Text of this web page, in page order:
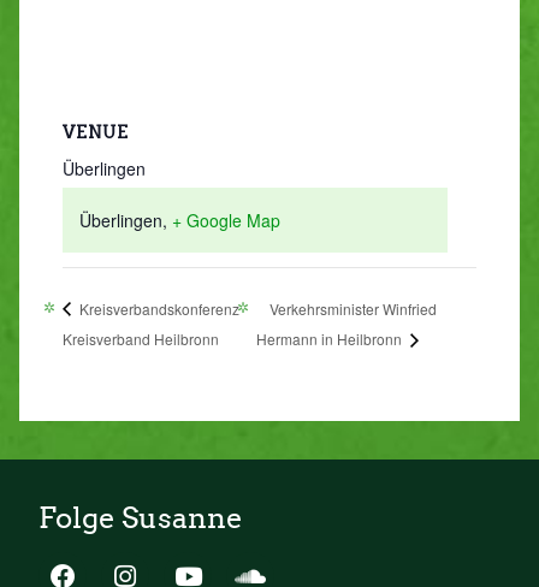
VENUE
Überlingen
Überlingen, + Google Map
Kreisverbandskonferenz
Kreisverband Heilbronn
Verkehrsminister Winfried
Hermann in Heilbronn
Folge Susanne